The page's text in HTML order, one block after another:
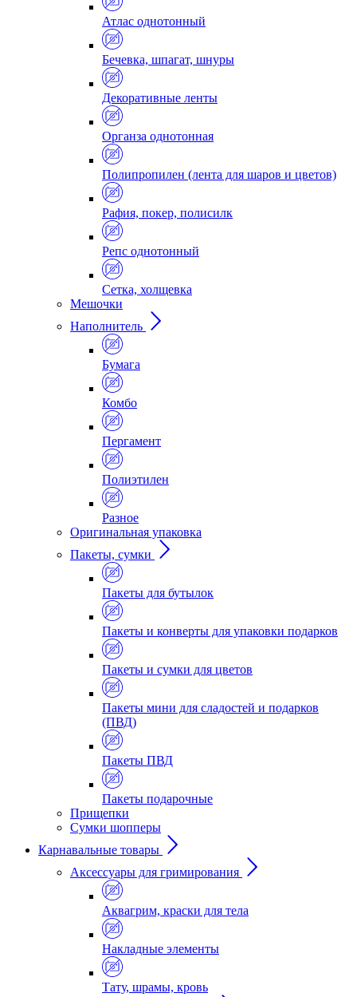
Атлас однотонный
Бечевка, шпагат, шнуры
Декоративные ленты
Органза однотонная
Полипропилен (лента для шаров и цветов)
Рафия, покер, полисилк
Репс однотонный
Сетка, холщевка
Мешочки
Наполнитель
Бумага
Комбо
Пергамент
Полиэтилен
Разное
Оригинальная упаковка
Пакеты, сумки
Пакеты для бутылок
Пакеты и конверты для упаковки подарков
Пакеты и сумки для цветов
Пакеты мини для сладостей и подарков
(ПВД)
Пакеты ПВД
Пакеты подарочные
Прищепки
Сумки шопперы
Карнавальные товары
Аксессуары для гримирования
Аквагрим, краски для тела
Накладные элементы
Тату, шрамы, кровь